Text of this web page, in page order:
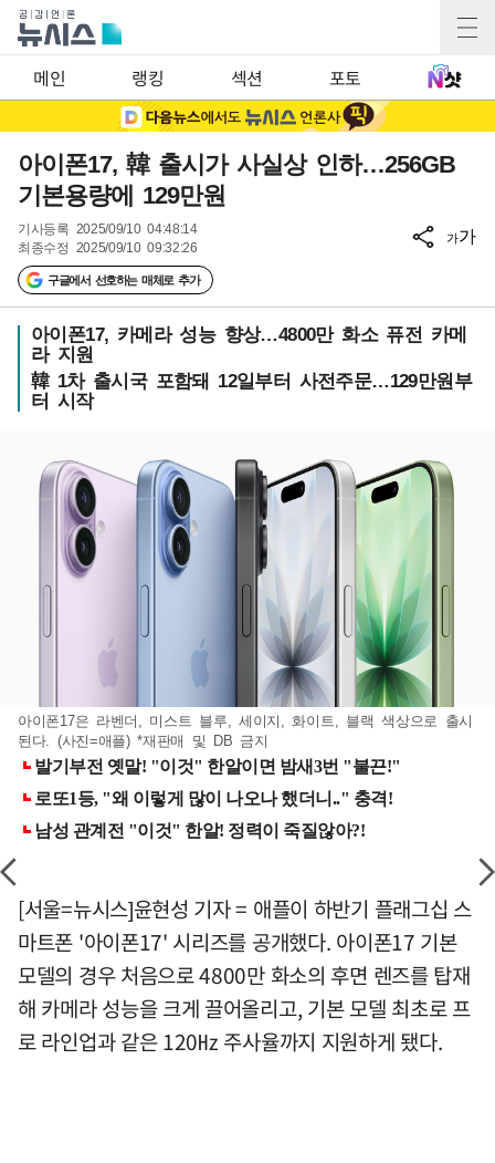
메인 랭킹 섹션 포토
아이폰17, 韓 출시가 사실상 인하…256GB
기본용량에 129만원
기사등록 2025/09/10 04:48:14
최종수정 2025/09/10 09:32:26
구글에서 선호하는 매체로 추가
가가
아이폰17, 카메라 성능 향상…4800만 화소 퓨전 카메
라 지원
韓 1차 출시국 포함돼 12일부터 사전주문…129만원부
터 시작
아이폰17은 라벤더, 미스트 블루, 세이지, 화이트, 블랙 색상으로 출시
된다. (사진=애플) *재판매 및 DB 금지
[서울=뉴시스]윤현성 기자 = 애플이 하반기 플래그십 스
마트폰 '아이폰17' 시리즈를 공개했다. 아이폰17 기본
모델의 경우 처음으로 4800만 화소의 후면 렌즈를 탑재
해 카메라 성능을 크게 끌어올리고, 기본 모델 최초로 프
로 라인업과 같은 120㎐ 주사율까지 지원하게 됐다.